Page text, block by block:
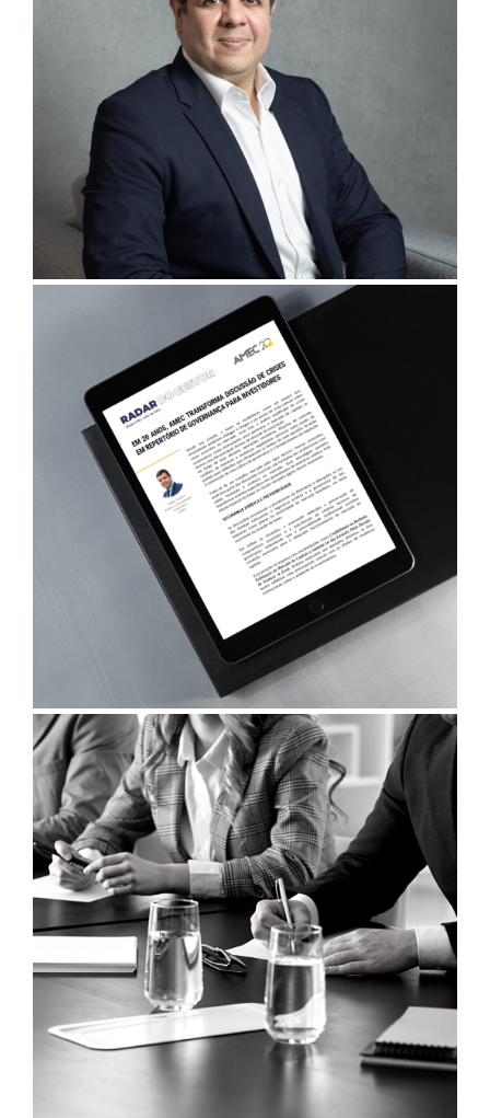
PRESIDENTE DA AMEC PARTICIPA DE SEMINÁRIO SOBRE
A CRIAÇÃO DO DIA NACIONAL DO ANALISTA DE
VALORES MOBILIÁRIOS
06/07/2026
EDIÇÃO ESPECIAL DO RADAR DO GESTOR CELEBRA OS
20 ANOS DA AMEC E RELEMBRA MARCOS DE SUA